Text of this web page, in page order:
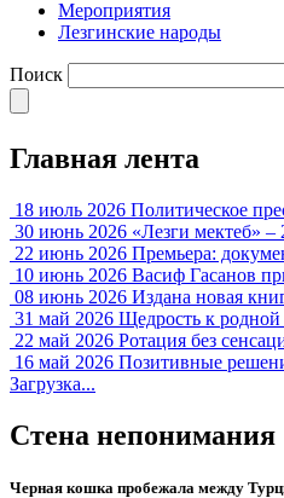
Мероприятия
Лезгинские народы
Поиск
Главная лента
18 июль 2026 Политическое
30 июнь 2026 «Лезги мектеб» –
22 июнь 2026 Премьера:
10 июнь 2026 Васиф Гасанов
08 июнь 2026 Издана новая
31 май 2026 Щедрость к родной
22 май 2026 Ротация без
16 май 2026 Позитивные
Загрузка...
Стена непонимания
Черная кошка пробежала между